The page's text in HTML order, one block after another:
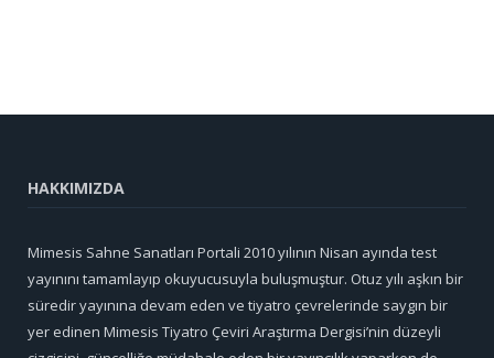
HAKKIMIZDA
Mimesis Sahne Sanatları Portali 2010 yılının Nisan ayında test
yayınını tamamlayıp okuyucusuyla buluşmuştur. Otuz yılı aşkın bir
süredir yayınına devam eden ve tiyatro çevrelerinde saygın bir
yer edinen Mimesis Tiyatro Çeviri Araştırma Dergisi’nin düzeyli